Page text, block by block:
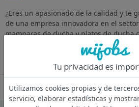
¿Eres un apasionado de la calidad y te
de una empresa innovadora en el
mamparas de ducha y platos de ducha
Bath, una compañía dinámica en la
Tu privacidad es
Utilizamos cookies propias y de
servicio, elaborar estadísticas y